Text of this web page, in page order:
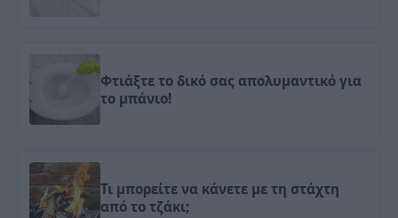
Φτιάξτε το δικό σας απολυμαντικό για
το μπάνιο!
Τι μπορείτε να κάνετε με τη στάχτη
από το τζάκι;